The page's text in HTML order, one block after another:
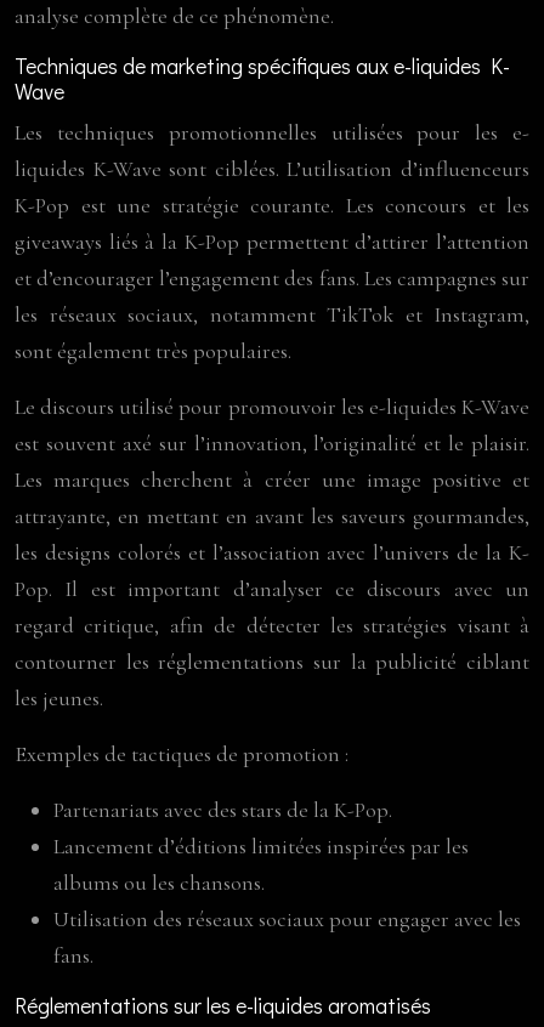
analyse complète de ce phénomène.
Techniques de marketing spécifiques aux e-liquides K-
Wave
Les techniques promotionnelles utilisées pour les e-
liquides K-Wave sont ciblées. L’utilisation d’influenceurs
K-Pop est une stratégie courante. Les concours et les
giveaways liés à la K-Pop permettent d’attirer l’attention
et d’encourager l’engagement des fans. Les campagnes sur
les réseaux sociaux, notamment TikTok et Instagram,
sont également très populaires.
Le discours utilisé pour promouvoir les e-liquides K-Wave
est souvent axé sur l’innovation, l’originalité et le plaisir.
Les marques cherchent à créer une image positive et
attrayante, en mettant en avant les saveurs gourmandes,
les designs colorés et l’association avec l’univers de la K-
Pop. Il est important d’analyser ce discours avec un
regard critique, afin de détecter les stratégies visant à
contourner les réglementations sur la publicité ciblant
les jeunes.
Exemples de tactiques de promotion :
Partenariats avec des stars de la K-Pop.
Lancement d’éditions limitées inspirées par les
albums ou les chansons.
Utilisation des réseaux sociaux pour engager avec les
fans.
Réglementations sur les e-liquides aromatisés